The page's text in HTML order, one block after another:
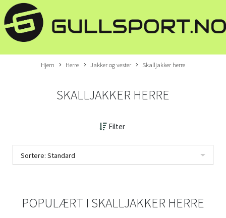
Hjem Herre Jakker og vester Skalljakker herre
SKALLJAKKER HERRE
Filter
Sortere: Standard
POPULÆRT I SKALLJAKKER HERRE